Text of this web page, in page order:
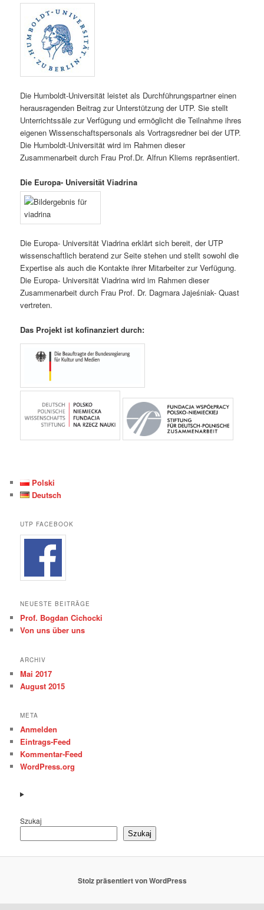
Die Humboldt-Universität leistet als Durchführungspartner einen
herausragenden Beitrag zur Unterstützung der UTP. Sie stellt
Unterrichtssäle zur Verfügung und ermöglicht die Teilnahme ihres
eigenen Wissenschaftspersonals als Vortragsredner bei der UTP.
Die Humboldt-Universität wird im Rahmen dieser
Zusammenarbeit durch Frau Prof.Dr. Alfrun Kliems repräsentiert.
Die Europa- Universität Viadrina
Die Europa- Universität Viadrina erklärt sich bereit, der UTP
wissenschaftlich beratend zur Seite stehen und stellt sowohl die
Expertise als auch die Kontakte ihrer Mitarbeiter zur Verfügung.
Die Europa- Universität Viadrina wird im Rahmen dieser
Zusammenarbeit durch Frau Prof. Dr. Dagmara Jajeśniak- Quast
vertreten.
Das Projekt ist kofinanziert durch:
Polski
Deutsch
UTP FACEBOOK
NEUESTE BEITRÄGE
Prof. Bogdan Cichocki
Von uns über uns
ARCHIV
Mai 2017
August 2015
META
Anmelden
Eintrags-Feed
Kommentar-Feed
WordPress.org
Szukaj
Szukaj
Stolz präsentiert von WordPress